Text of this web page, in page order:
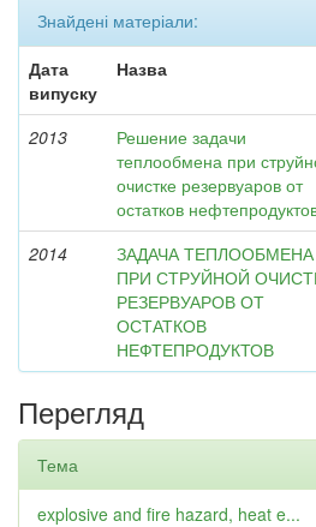
Знайдені матеріали:
Дата
випуску
Назва
2013
Решение задачи
теплообмена при
очистке резервуаров от
остатков
2014
ЗАДАЧА ТЕПЛООБМЕНА
ПРИ СТРУЙНОЙ
РЕЗЕРВУАРОВ ОТ
ОСТАТКОВ
НЕФТЕПРОДУКТОВ
Перегляд
Тема
explosive and fire hazard, heat e...